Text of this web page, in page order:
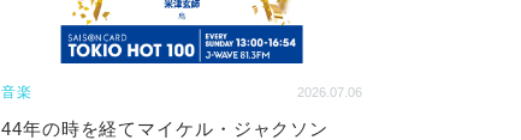
音楽 2026.07.06
44年の時を経てマイケル・ジャクソン